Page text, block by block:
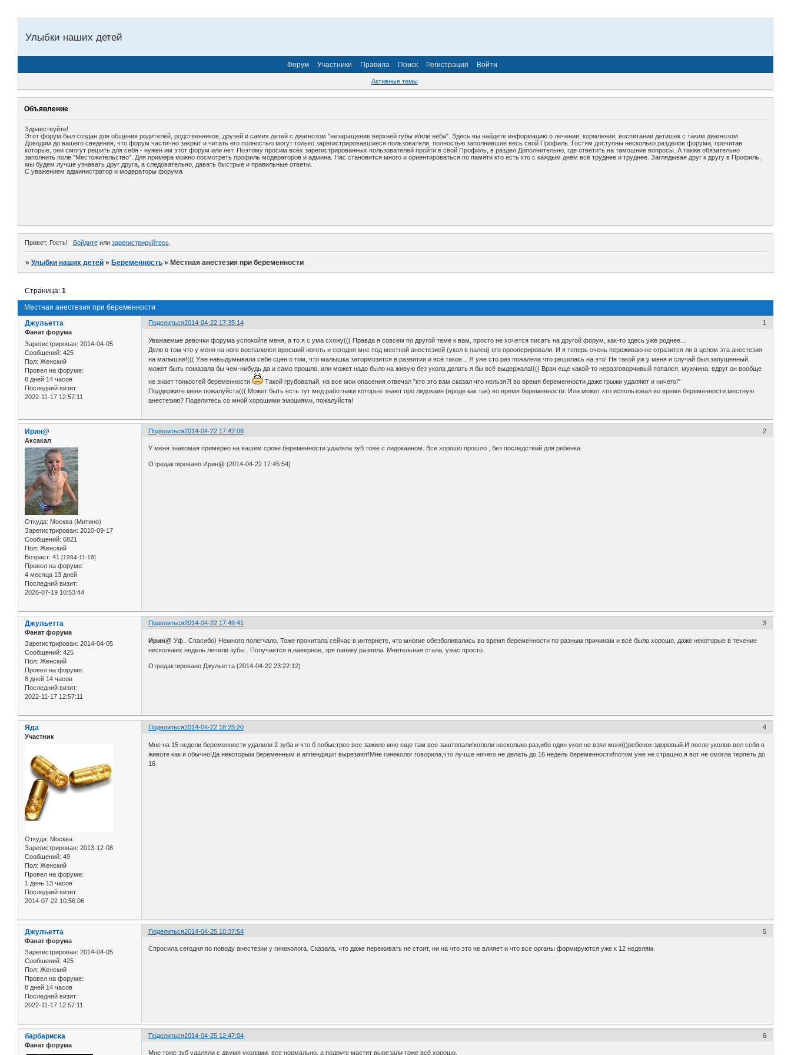
Улыбки наших детей
Форум Участники Правила Поиск Регистрация Войти
Активные темы
Объявление
Здравствуйте!
Этот форум был создан для общения родителей, родственников, друзей и самих детей с диагнозом "незаращение верхней губы и/или неба". Здесь вы найдете информацию о лечении, кормлении, воспитании детишек с таким диагнозом.
Доводим до вашего сведения, что форум частично закрыт и читать его полностью могут только зарегистрировавшиеся пользователи, полностью заполнившие весь свой Профиль. Гостям доступны несколько разделов форума, прочитав
которые, они смогут решить для себя - нужен им этот форум или нет. Поэтому просим всех зарегистрированных пользователей пройти в свой Профиль, в раздел Дополнительно, где ответить на тамошние вопросы. А также обязательно
заполнить поле "Местожительство". Для примера можно посмотреть профиль модераторов и админа. Нас становится много и ориентироваться по памяти кто есть кто с каждым днём всё труднее и труднее. Заглядывая друг к другу в Профиль,
мы будем лучше узнавать друг друга, а следовательно, давать быстрые и правильные ответы.
С уважением администратор и модераторы форума
Привет, Гость! Войдитеили зарегистрируйтесь.
»Улыбки наших детей » Беременность » Местная анестезия при беременности
Местная анестезия при беременности
Страница:1
Поделиться 1
2014-04-22 17:35:14
Джульетта
Фанат форума
Зарегистрирован: 2014-04-05
Сообщений: 425
Пол: Женский
Провел на форуме:
8 дней 14 часов
Последний визит:
2022-11-17 12:57:11
Уважаемые девочки форума успокойте меня, а то я с ума схожу((( Правда я совсем по другой теме к вам, просто не хочется писать на другой форум, как-то здесь уже роднее...
Дело в том что у меня на ноге воспалился вросший ноготь и сегодня мне под местной анестезией (укол в палец) его прооперировали. И я теперь очень переживаю не отразится ли в целом эта анестезия
на малышке!((( Уже навыдумывала себе сцен о том, что малышка затормозится в развитии и всё такое... Я уже сто раз пожалела что решилась на это! Не такой уж у меня и случай был запущенный,
может быть помазала бы чем-нибудь да и само прошло, или может надо было на живую без укола делать я бы всё выдержала!((( Врач еще какой-то неразговорчивый попался, мужчина, вдруг он вообще
не знает тонкостей беременности
Такой грубоватый, на все мои опасения отвечал "кто это вам сказал что нельзя?! во время беременности даже грыжи удаляют и ничего!"
Поддержите меня пожалуйста((( Может быть есть тут мед работники которые знают про лидокаин (вроде как так) во время беременности. Или может кто использовал во время беременности местную
анестезию? Поделитесь со мной хорошими эмоциями, пожалуйста!
Поделиться 2
2014-04-22 17:42:08
Ирин@
Аксакал
Откуда: Москва (Митино)
Зарегистрирован: 2010-09-17
Сообщений: 6821
Пол: Женский
Возраст: 41 [1984-11-16]
Провел на форуме:
4 месяца 13 дней
Последний визит:
2026-07-19 10:53:44
У меня знакомая примерно на вашем сроке беременности удаляла зуб тоже с лидокаином. Все хорошо прошло , без последствий для ребенка.
Отредактировано Ирин@ (2014-04-22 17:45:54)
Поделиться 3
2014-04-22 17:49:41
Джульетта
Фанат форума
Зарегистрирован: 2014-04-05
Сообщений: 425
Пол: Женский
Провел на форуме:
8 дней 14 часов
Последний визит:
2022-11-17 12:57:11
Ирин@ Уф.. Спасибо) Немного полегчало. Тоже прочитала сейчас в интернете, что многие обезболивались во время беременности по разным причинам и всё было хорошо, даже некоторые в течение
нескольких недель лечили зубы.. Получается я,наверное, зря панику развила. Мнительная стала, ужас просто.
Отредактировано Джульетта (2014-04-22 23:22:12)
Поделиться 4
2014-04-22 18:25:20
Яда
Участник
Откуда: Москва
Зарегистрирован: 2013-12-08
Сообщений: 49
Пол: Женский
Провел на форуме:
1 день 13 часов
Последний визит:
2014-07-22 10:56:06
Мне на 15 недели беременности удалили 2 зуба и что б побыстрее все зажило мне еще там все заштопали!кололи несколько раз,ибо один укол не взял меня))ребенок здоровый.И после уколов вел себя в
животе как и обычно!Да некоторым беременным и аппендицит вырезают!Мне гинеколог говорила,что лучше ничего не делать до 16 недель беременности!потом уже не страшно,я вот не смогла терпеть до
16.
Поделиться 5
2014-04-25 10:37:54
Джульетта
Фанат форума
Зарегистрирован: 2014-04-05
Сообщений: 425
Пол: Женский
Провел на форуме:
8 дней 14 часов
Последний визит:
2022-11-17 12:57:11
Спросила сегодня по поводу анестезии у гинеколога. Сказала, что даже переживать не стоит, ни на что это не влияет и что все органы формируются уже к 12 неделям.
Поделиться 6
2014-04-25 12:47:04
барбариска
Фанат форума
Мне тоже зуб удаляли с двумя уколами, все нормально, а подруге мастит вырезали тоже всё хорошо.